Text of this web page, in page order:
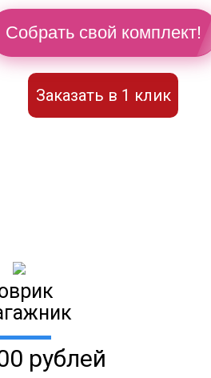
Собрать свой комплект!
Заказать в 1 клик
рублей